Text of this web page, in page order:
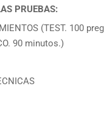
PRUEBAS:
(TEST. 100
90 minutos.)